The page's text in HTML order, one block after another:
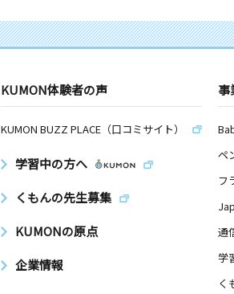
KUMON体験者の声
KUMON BUZZ PLACE（口コミサイト）
学習中の方へ
くもんの先生募集
KUMONの原点
企業情報
事
ペ
フ
通
学
く